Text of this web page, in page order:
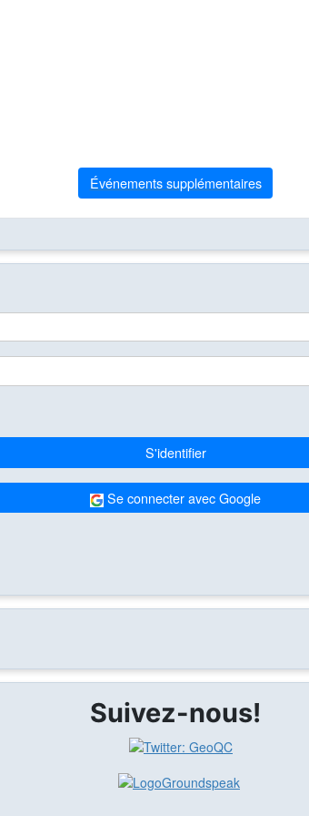
S'identifier
Se connecter avec Google
Suivez-nous!
Événements supplémentaires